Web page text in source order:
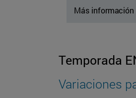
Más información
Temporada
Variaciones